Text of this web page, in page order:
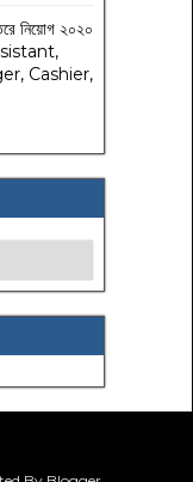
নিয়োগ ২০২০
Cashier,